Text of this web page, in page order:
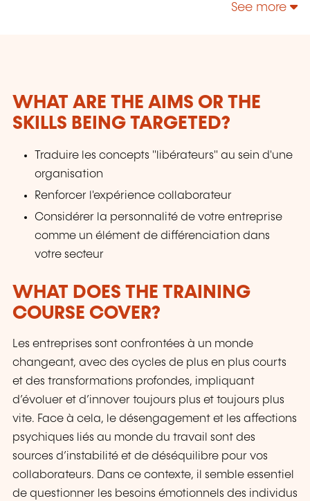
See more
WHAT ARE THE AIMS OR THE
SKILLS BEING TARGETED?
Traduire les concepts "libérateurs" au sein d'une
organisation
Renforcer l'expérience collaborateur
Considérer la personnalité de votre entreprise
comme un élément de différenciation dans
votre secteur
WHAT DOES THE TRAINING
COURSE COVER?
Les entreprises sont confrontées à un monde
changeant, avec des cycles de plus en plus courts
et des transformations profondes, impliquant
d’évoluer et d’innover toujours plus et toujours plus
vite. Face à cela, le désengagement et les affections
psychiques liés au monde du travail sont des
sources d’instabilité et de déséquilibre pour vos
collaborateurs. Dans ce contexte, il semble essentiel
de questionner les besoins émotionnels des individus